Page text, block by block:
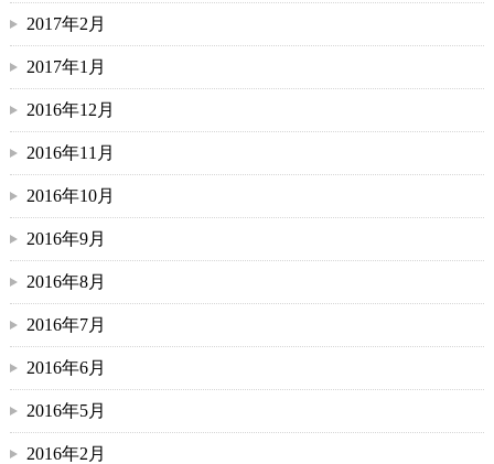
2017年2月
2017年1月
2016年12月
2016年11月
2016年10月
2016年9月
2016年8月
2016年7月
2016年6月
2016年5月
2016年2月